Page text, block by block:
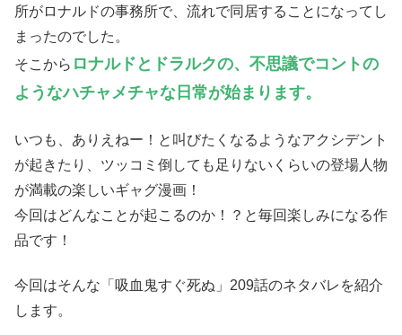
所がロナルドの事務所で、流れで同居することになってし
まったのでした。
そこから ロナルドとドラルクの、不思議でコントの
ようなハチャメチャな日常が始まります。
いつも、ありえねー！と叫びたくなるようなアクシデント
が起きたり、ツッコミ倒しても足りないくらいの登場人物
が満載の楽しいギャグ漫画！
今回はどんなことが起こるのか！？と毎回楽しみになる作
品です！
今回はそんな「吸血鬼すぐ死ぬ」209話のネタバレを紹介
します。